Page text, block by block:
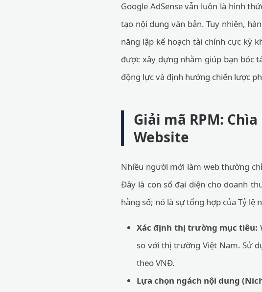
Google AdSense vẫn luôn là hình
tạo nội dung văn bản. Tuy nhiên,
năng lập kế hoạch tài chính cực kỳ
được xây dựng nhằm giúp bạn bóc
động lực và định hướng chiến lược
Giải mã RPM:
Website
Nhiều người mới làm web thường
Đây là con số đại diện cho doanh
hằng số; nó là sự tổng hợp của Tỷ lệ
Xác định thị trường mục tiêu:
so với thị trường Việt Nam. Sử
theo VNĐ.
Lựa chọn ngách nội dung